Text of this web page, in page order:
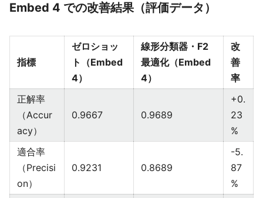
Embed 4 での改善結果（評価データ）
指標
ゼロショッ
ト（Embed
4）
線形分類器・F2
最適化（Embed
4）
改
善
率
正解率
（Accur
acy）
0.9667 0.9689
+0.
23
%
適合率
（Precisi
on）
0.9231 0.8689
-5.
87
%